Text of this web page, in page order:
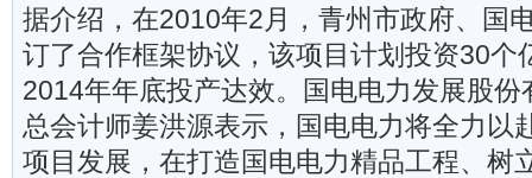
据介绍，在2010年2月，青州市政府、国
订了合作框架协议，该项目计划投资30个
2014年年底投产达效。国电电力发展股
总会计师姜洪源表示，国电电力将全力以
项目发展，在打造国电电力精品工程、树